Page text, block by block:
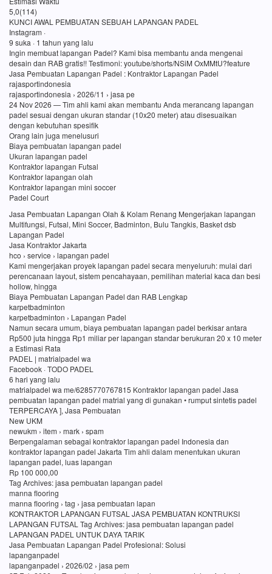
5,0(114)
KUNCI AWAL PEMBUATAN SEBUAH LAPANGAN PADEL
Instagram ·
9 suka · 1 tahun yang lalu
Ingin membuat lapangan Padel? Kami bisa membantu anda mengenai
desain dan RAB gratis!! Testimoni: youtube/shorts/NSiM OxMMtU?feature
Jasa Pembuatan Lapangan Padel : Kontraktor Lapangan Padel
rajasportindonesia
rajasportindonesia › 2026/11 › jasa pe
24 Nov 2026 — Tim ahli kami akan membantu Anda merancang lapangan
padel sesuai dengan ukuran standar (10x20 meter) atau disesuaikan
dengan kebutuhan spesifik
Orang lain juga menelusuri
Biaya pembuatan lapangan padel
Ukuran lapangan padel
Kontraktor lapangan Futsal
Kontraktor lapangan olah
Kontraktor lapangan mini soccer
Padel Court
Jasa Pembuatan Lapangan Olah & Kolam Renang Mengerjakan lapangan
Multifungsi, Futsal, Mini Soccer, Badminton, Bulu Tangkis, Basket dsb
Lapangan Padel
Jasa Kontraktor Jakarta
hco › service › lapangan padel
Kami mengerjakan proyek lapangan padel secara menyeluruh: mulai dari
perencanaan layout, sistem pencahayaan, pemilihan material kaca dan besi
hollow, hingga
Biaya Pembuatan Lapangan Padel dan RAB Lengkap
karpetbadminton
karpetbadminton › Lapangan Padel
Namun secara umum, biaya pembuatan lapangan padel berkisar antara
Rp500 juta hingga Rp1 miliar per lapangan standar berukuran 20 x 10 meter
a Estimasi Rata
PADEL | matrialpadel wa
Facebook · TODO PADEL
6 hari yang lalu
matrialpadel wa me/6285770767815 Kontraktor lapangan padel Jasa
pembuatan lapangan padel matrial yang di gunakan • rumput sintetis padel
TERPERCAYA ], Jasa Pembuatan
New UKM
newukm › item › mark › spam
Berpengalaman sebagai kontraktor lapangan padel Indonesia dan
kontraktor lapangan padel Jakarta Tim ahli dalam menentukan ukuran
lapangan padel, luas lapangan
Rp 100 000,00
Tag Archives: jasa pembuatan lapangan padel
manna flooring
manna flooring › tag › jasa pembuatan lapan
KONTRAKTOR LAPANGAN FUTSAL JASA PEMBUATAN KONTRUKSI
LAPANGAN FUTSAL Tag Archives: jasa pembuatan lapangan padel
LAPANGAN PADEL UNTUK DAYA TARIK
Jasa Pembuatan Lapangan Padel Profesional: Solusi
lapanganpadel
lapanganpadel › 2026/02 › jasa pem